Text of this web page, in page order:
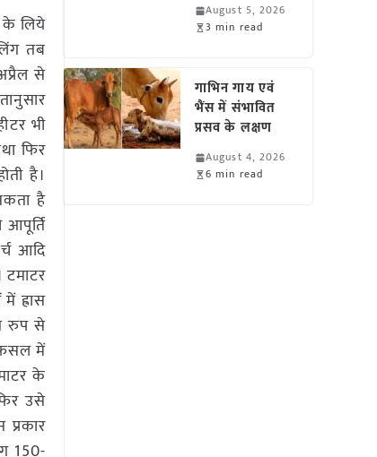
के लिये
तब
से
भी
फिर
है।
है
आदि
ह्रास
रुप से
फसल में
के
उसे
150-
August 5, 2026
3 min read
गाभिन गाय एवं
भैंस में संभावित
प्रसव के लक्षण
August 4, 2026
6 min read